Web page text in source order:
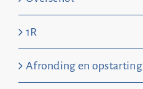
1R
Afronding en opstarting